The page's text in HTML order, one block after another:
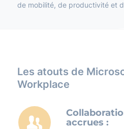
de mobilité, de productivité et
Les atouts de
Workplace
accrues :